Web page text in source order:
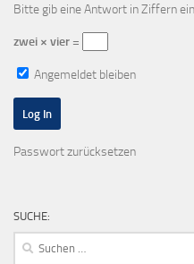
Bitte gib eine Antwort in Ziffern
zwei × vier =
Angemeldet bleiben
Passwort zurücksetzen
SUCHE:
Suchen